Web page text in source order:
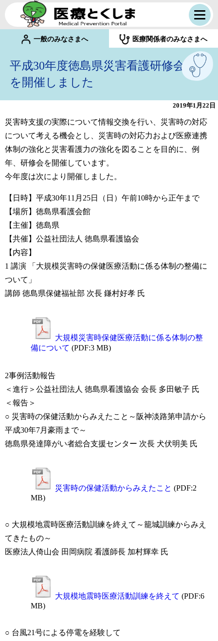
一般のみなさまへ 医療関係者のみなさまへ
平成30年度徳島県災害看護研修会
を開催しました
2019年1月22日
災害時支援の実際について情報交換を行い、災害時の対応
について考える機会とし、災害時の対応力および医療連携
体制の強化と災害看護力の強化を図ることを目的に、例
年、研修会を開催しています。
今年度は次により開催しました。
【日時】平成30年11月25日（日）午前10時から正午まで
【場所】徳島県看護会館
【主催】徳島県
【共催】公益社団法人 徳島県看護協会
【内容】
1 講演 「大規模災害時の保健医療活動に係る体制の整備に
ついて」
講師 徳島県保健福祉部 次長 鎌村好孝 氏
大規模災害時保健医療活動に係る体制の整
備について (PDF:3 MB)
2事例活動報告
＜進行＞公益社団法人 徳島県看護協会 会長 多田敏子 氏
＜報告＞
○ 災害時の保健活動からみえたこと～阪神淡路第申請から
平成30年7月豪雨まで～
徳島県発達障がい者総合支援センター 次長 犬伏明美 氏
災害時の保健活動からみえたこと (PDF:2
MB)
○ 大規模地震時医療活動訓練を終えて～籠城訓練からみえ
てきたもの～
医療法人倚山会 田岡病院 看護師長 加村輝幸 氏
大規模地震時医療活動訓練を終えて (PDF:6
MB)
○ 台風21号による停電を経験して